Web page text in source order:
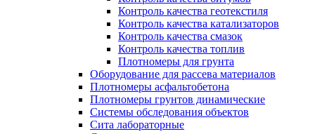
Контроль качества геотекстиля
Контроль качества катализаторов
Контроль качества смазок
Контроль качества топлив
Плотномеры для грунта
Оборудование для рассева материалов
Плотномеры асфальтобетона
Плотномеры грунтов динамические
Системы обследования объектов
Сита лабораторные